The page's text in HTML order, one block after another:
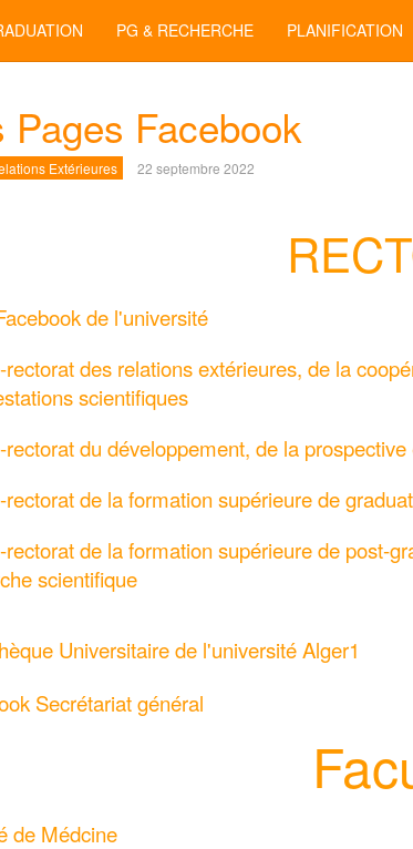
PG & RECHERCHE PLANIFICATION
Pages Facebook
Extérieures 22 septembre 2022
de l'université
rectorat des relations extérieures, de la
scientifiques
rectorat du développement, de la prospective
rectorat de la formation supérieure de
rectorat de la formation supérieure de post-
scientifique
Universitaire de l'université Alger1
Secrétariat général
de Médcine